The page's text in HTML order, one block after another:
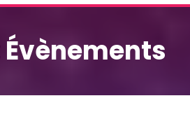
Évènements